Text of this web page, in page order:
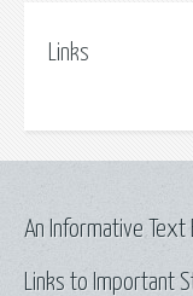
Links
Links to Important
An Informative Text